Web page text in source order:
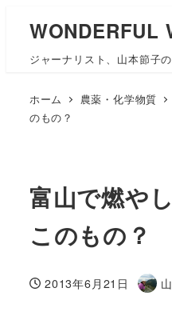
WONDERFUL
ジャーナリスト、山本節子の
ホーム 農薬・化学物質
のもの？
富山で燃や
このもの？
投稿日
2013年6月21日
著